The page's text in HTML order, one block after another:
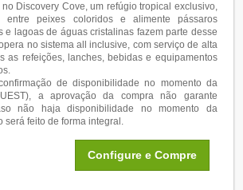
Discovery Cove, um refúgio tropical exclusivo,
entre peixes coloridos e alimente pássaros
e lagoas de águas cristalinas fazem parte desse
no sistema all inclusive, com serviço de alta
as refeições, lanches, bebidas e equipamentos
de disponibilidade no momento da
a aprovação da compra não garante
não haja disponibilidade no momento da
será feito de forma integral.
Configure e Compre